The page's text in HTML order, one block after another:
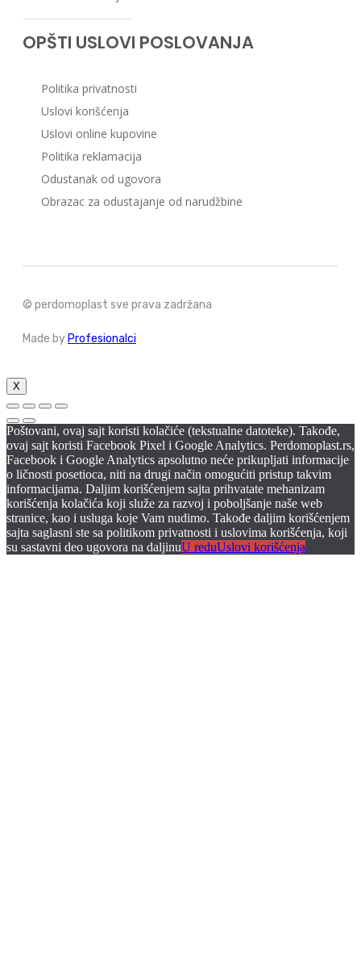
OPŠTI USLOVI POSLOVANJA
Politika privatnosti
Uslovi korišćenja
Uslovi online kupovine
Politika reklamacija
Odustanak od ugovora
Obrazac za odustajanje od narudžbine
© perdomoplast sve prava zadržana
Made by Profesionalci
X
Poštovani, ovaj sajt koristi kolačiće (tekstualne datoteke). Takođe,
ovaj sajt koristi Facebook Pixel i Google Analytics. Perdomoplast.rs,
Facebook i Google Analytics apsolutno neće prikupljati informacije
o ličnosti posetioca, niti na drugi način omogućiti pristup takvim
informacijama. Daljim korišćenjem sajta prihvatate mehanizam
korišćenja kolačića koji služe za razvoj i poboljšanje naše web
stranice, kao i usluga koje Vam nudimo. Takođe daljim korišćenjem
sajta saglasni ste sa politikom privatnosti i uslovima korišćenja, koji
su sastavni deo ugovora na daljinuU reduUslovi korišćenja